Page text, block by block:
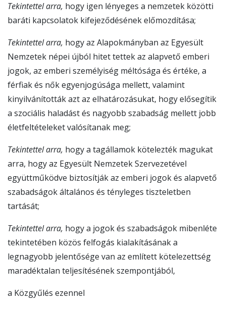
Tekintettel arra, hogy igen lényeges a nemzetek közötti
baráti kapcsolatok kifejeződésének előmozdítása;
Tekintettel arra, hogy az Alapokmányban az Egyesült
Nemzetek népei újból hitet tettek az alapvető emberi
jogok, az emberi személyiség méltósága és értéke, a
férfiak és nők egyenjogúsága mellett, valamint
kinyilvánították azt az elhatározásukat, hogy elősegítik
a szociális haladást és nagyobb szabadság mellett jobb
életfeltételeket valósítanak meg;
Tekintettel arra, hogy a tagállamok kötelezték magukat
arra, hogy az Egyesült Nemzetek Szervezetével
együttműködve biztosítják az emberi jogok és alapvető
szabadságok általános és tényleges tiszteletben
tartását;
Tekintettel arra, hogy a jogok és szabadságok mibenléte
tekintetében közös felfogás kialakításának a
legnagyobb jelentősége van az említett kötelezettség
maradéktalan teljesítésének szempontjából,
a Közgyűlés ezennel